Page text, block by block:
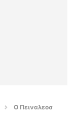
Ο Πειναλεοσ